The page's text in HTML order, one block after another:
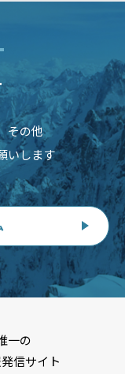
その他
いします
一の
信サイト